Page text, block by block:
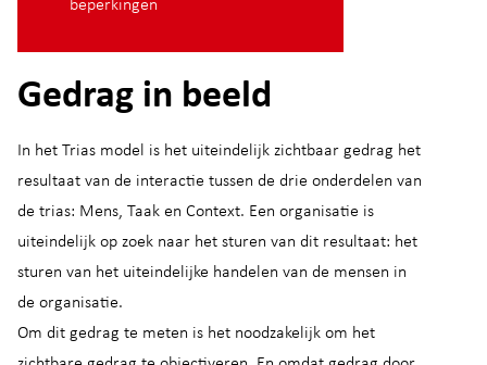
Gedrag in beeld
In het Trias model is het uiteindelijk zichtbaar gedrag het
resultaat van de interactie tussen de drie onderdelen van
de trias: Mens, Taak en Context. Een organisatie is
uiteindelijk op zoek naar het sturen van dit resultaat: het
sturen van het uiteindelijke handelen van de mensen in
de organisatie.
Om dit gedrag te meten is het noodzakelijk om het